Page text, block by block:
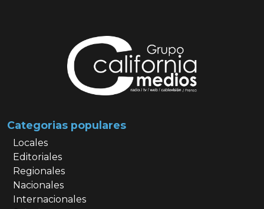
Categorias populares
Locales
Editoriales
Regionales
Nacionales
Internacionales